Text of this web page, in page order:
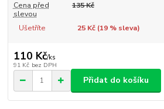
Cena před
slevou
135 Kč
Ušetříte 25 Kč (19% sleva)
110 Kč/ks
91 Kč bez DPH
Přidat do košíku